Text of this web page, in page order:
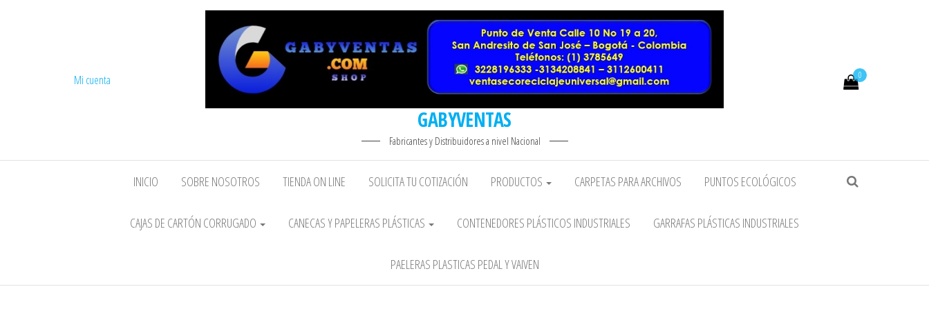
GABYVENTAS
Fabricantes y Distribuidores a nivel Nacional
0
Mi cuenta
INICIO SOBRE NOSOTROS TIENDA ON LINE SOLICITA TU COTIZACIÓN PRODUCTOS CARPETAS PARA ARCHIVOS PUNTOS ECOLÓGICOS
CAJAS DE CARTÓN CORRUGADO CANECAS Y PAPELERAS PLÁSTICAS CONTENEDORES PLÁSTICOS INDUSTRIALES GARRAFAS PLÁSTICAS INDUSTRIALES
PAELERAS PLASTICAS PEDAL Y VAIVEN